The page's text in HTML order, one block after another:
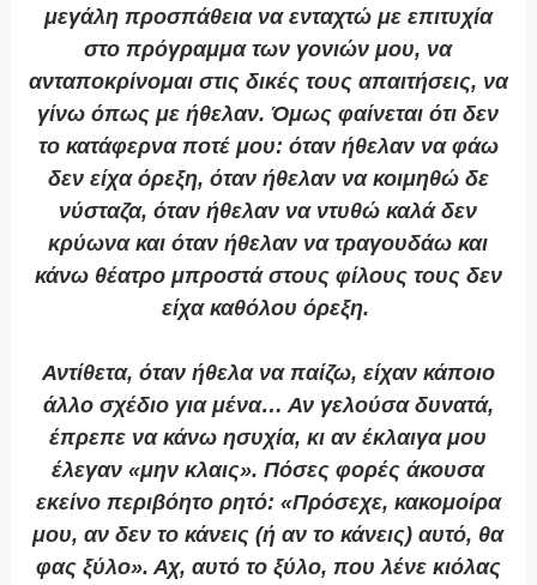
μεγάλη προσπάθεια να ενταχτώ με επιτυχία
στο πρόγραμμα των γονιών μου, να
ανταποκρίνομαι στις δικές τους απαιτήσεις, να
γίνω όπως με ήθελαν. Όμως φαίνεται ότι δεν
το κατάφερνα ποτέ μου: όταν ήθελαν να φάω
δεν είχα όρεξη, όταν ήθελαν να κοιμηθώ δε
νύσταζα, όταν ήθελαν να ντυθώ καλά δεν
κρύωνα και όταν ήθελαν να τραγουδάω και
κάνω θέατρο μπροστά στους φίλους τους δεν
είχα καθόλου όρεξη.
Αντίθετα, όταν ήθελα να παίζω, είχαν κάποιο
άλλο σχέδιο για μένα… Αν γελούσα δυνατά,
έπρεπε να κάνω ησυχία, κι αν έκλαιγα μου
έλεγαν «μην κλαις». Πόσες φορές άκουσα
εκείνο περιβόητο ρητό: «Πρόσεχε, κακομοίρα
μου, αν δεν το κάνεις (ή αν το κάνεις) αυτό, θα
φας ξύλο». Αχ, αυτό το ξύλο, που λένε κιόλας